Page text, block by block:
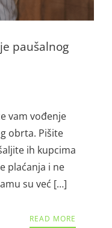
paušalnog
vam vođenje
obrta. Pišite
ih kupcima
plaćanja i ne
su već […]
READ MORE